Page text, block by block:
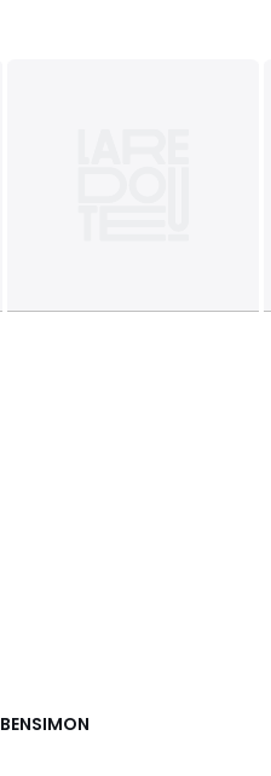
BENSIMON